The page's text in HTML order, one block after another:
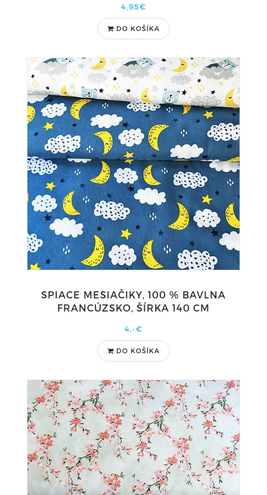
4,95€
DO KOŠÍKA
SPIACE MESIAČIKY, 100 % BAVLNA
FRANCÚZSKO, ŠÍRKA 140 CM
4,-€
DO KOŠÍKA